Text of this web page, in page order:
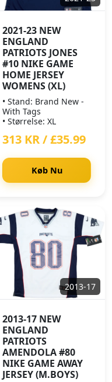
2021-23 NEW
ENGLAND
PATRIOTS JONES
#10 NIKE GAME
HOME JERSEY
WOMENS (XL)
• Stand: Brand New -
With Tags
• Størrelse: XL
313 KR / £35.99
Køb Nu
2013-17
2013-17 NEW
ENGLAND
PATRIOTS
AMENDOLA #80
NIKE GAME AWAY
JERSEY (M.BOYS)